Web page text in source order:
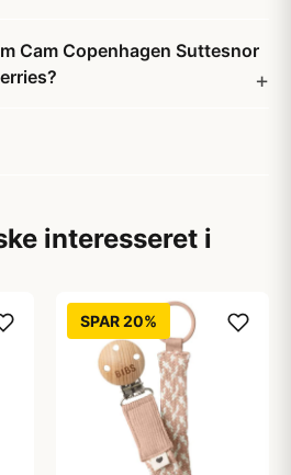
Cam Copenhagen Suttesnor
interesseret i
SPAR 20%